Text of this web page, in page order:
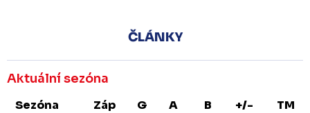
ČLÁNKY
Aktuální sezóna
Sezóna Záp G A B +/- TM